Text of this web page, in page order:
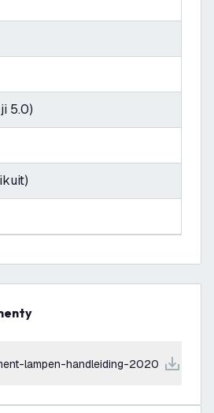
5.0)
lampen-handleiding-2020